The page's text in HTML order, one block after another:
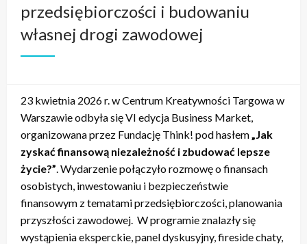
przedsiębiorczości i budowaniu
własnej drogi zawodowej
23 kwietnia 2026 r. w Centrum Kreatywności Targowa w
Warszawie odbyła się VI edycja Business Market,
organizowana przez Fundację Think! pod hasłem
„Jak
zyskać finansową niezależność i zbudować lepsze
życie?” . Wydarzenie połączyło rozmowę o finansach
osobistych, inwestowaniu i bezpieczeństwie
finansowym z tematami przedsiębiorczości, planowania
przyszłości zawodowej. W programie znalazły się
wystąpienia eksperckie, panel dyskusyjny, fireside chaty,